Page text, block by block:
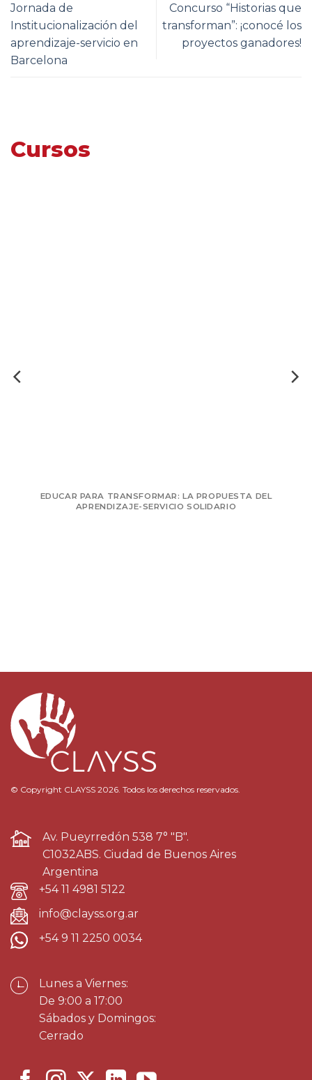
Jornada de
Institucionalización del
aprendizaje-servicio en
Barcelona
Concurso “Historias que
transforman”: ¡conocé los
proyectos ganadores!
Cursos
LA PROPUESTA DEL
SERVICIO SOLIDARIO
ITINERARIOS PARA
DISEÑO DE
© Copyright CLAYSS 2026. Todos los derechos reservados.
Av. Pueyrredón 538 7° "B".
C1032ABS. Ciudad de Buenos Aires
Argentina
+54 11 4981 5122
info@clayss.org.ar
+54 9 11 2250 0034
Lunes a Viernes:
De 9:00 a 17:00
Sábados y Domingos:
Cerrado